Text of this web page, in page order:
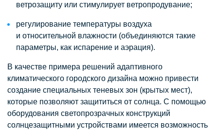
ветрозащиту или стимулирует ветропродувание;
регулирование температуры воздуха
и относительной влажности (объединяются такие
параметры, как испарение и аэрация).
В качестве примера решений адаптивного
климатического городского дизайна можно привести
создание специальных теневых зон (крытых мест),
которые позволяют защититься от солнца. С помощью
оборудования светопрозрачных конструкций
солнцезащитными устройствами имеется возможность